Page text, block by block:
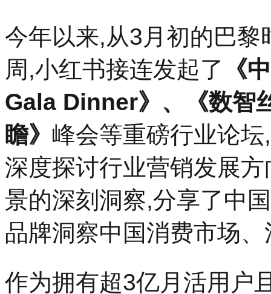
今年以来,从3月初的巴
周,小红书接连发起了
《
Gala Dinner》、《数智
瞻》 峰会等重磅行业论
深度探讨行业营销发展方
景的深刻洞察,分享了中
品牌洞察中国消费市场
作为拥有超3亿月活用户